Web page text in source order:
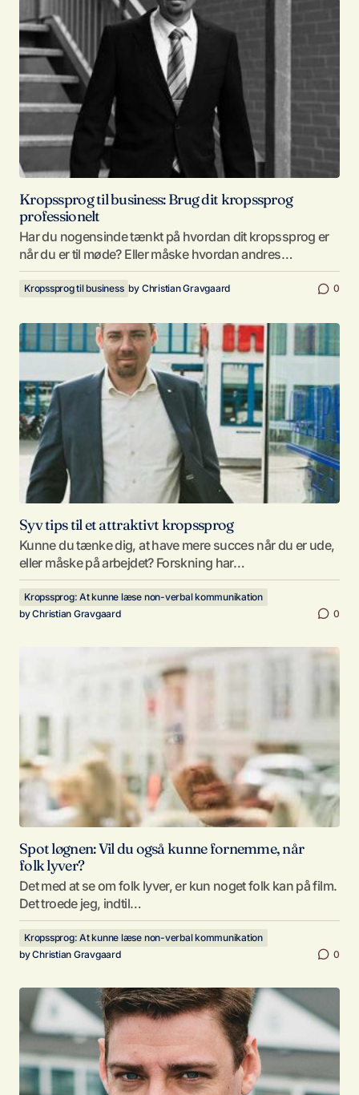
Kropssprog til business: Brug dit kropssprog
professionelt
Har du nogensinde tænkt på hvordan dit kropssprog er
når du er til møde? Eller måske hvordan andres…
Kropssprog til business by Christian Gravgaard 0
Syv tips til et attraktivt kropssprog
Kunne du tænke dig, at have mere succes når du er ude,
eller måske på arbejdet? Forskning har…
Kropssprog: At kunne læse non-verbal kommunikation
byChristian Gravgaard 0
Spot løgnen: Vil du også kunne fornemme, når
folk lyver?
Det med at se om folk lyver, er kun noget folk kan på film.
Det troede jeg, indtil…
Kropssprog: At kunne læse non-verbal kommunikation
byChristian Gravgaard 0